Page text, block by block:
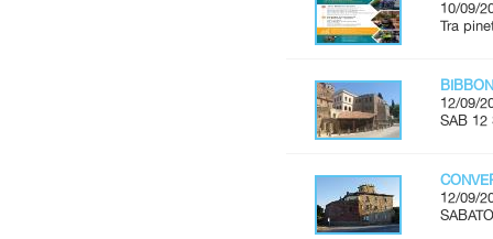
10/09/
Tra
12/09/
SAB 12
12/09/